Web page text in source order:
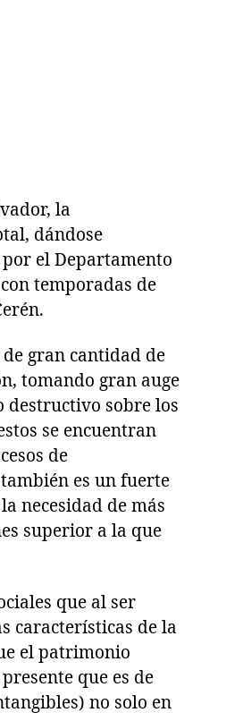
la
dándose
el Departamento
temporadas de
gran cantidad de
tomando gran auge
destructivo sobre los
se encuentran
de
es un fuerte
necesidad de más
superior a la que
que al ser
características de la
el patrimonio
que es de
no solo en